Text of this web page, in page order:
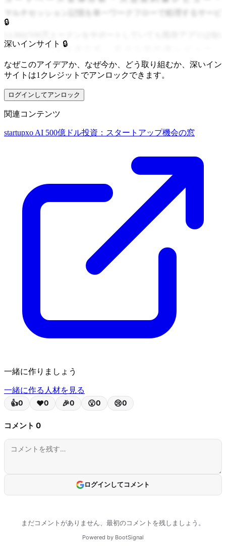
コードベース全体分析・長大な契約書レビュー・
マルチセッション記憶といった実用的なエージェント作業を
V4の登場でロングコンテキストがコスト面でも現実的になっ
この構造的変化を活かすエージェント専用アプリはまだ空白
🔒
深いインサイト 🔒
なぜこのアイデアか、なぜ今か、どう取り組むか、深いイン
サイトは1クレジットでアンロックできます。
ログインしてアンロック
関連コンテンツ
startupxo AI 500億ドル投資：スタートアップ機会の窓
一緒に作りましょう
一緒に作る人材を見る